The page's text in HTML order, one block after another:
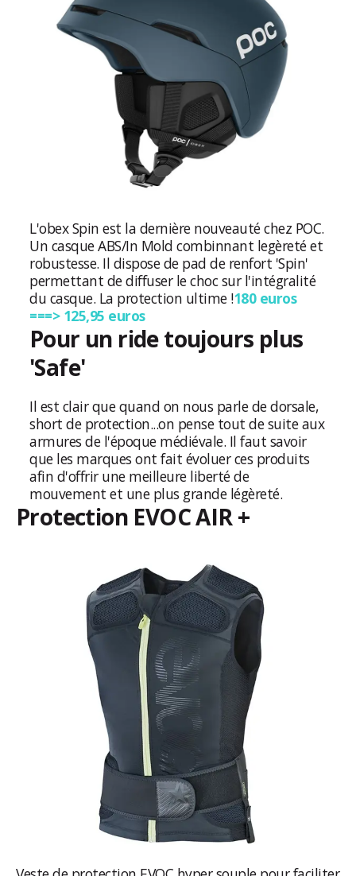
L'obex Spin est la dernière nouveauté chez POC.
Un casque ABS/In Mold combinnant legèreté et
robustesse. Il dispose de pad de renfort 'Spin'
permettant de diffuser le choc sur l'intégralité
du casque. La protection ultime !180 euros
===> 125,95 euros
Pour un ride toujours plus
'Safe'
Il est clair que quand on nous parle de dorsale,
short de protection...on pense tout de suite aux
armures de l'époque médiévale. Il faut savoir
que les marques ont fait évoluer ces produits
afin d'offrir une meilleure liberté de
mouvement et une plus grande légèreté.
Protection EVOC AIR +